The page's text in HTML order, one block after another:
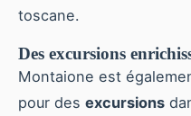
toscane.
Des excursions
Montaione est
pour des excursions